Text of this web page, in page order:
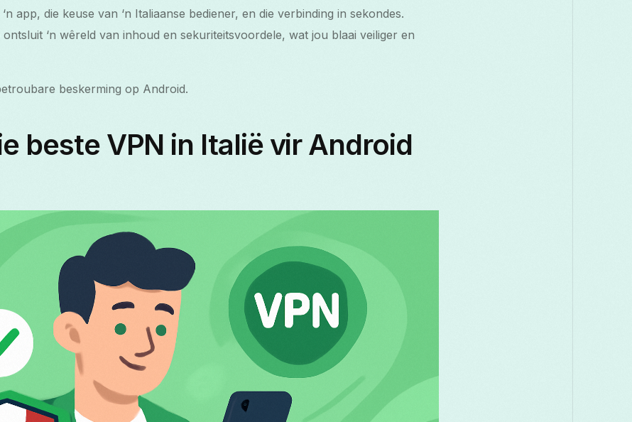
app, die keuse van ‘n Italiaanse bediener, en die verbinding in sekondes.
‘n wêreld van inhoud en sekuriteitsvoordele, wat jou blaai veiliger en
beskerming op Android.
beste VPN in Italië vir Android